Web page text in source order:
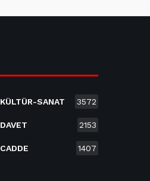
KÜLTÜR-SANAT 3572
DAVET 2153
CADDE 1407